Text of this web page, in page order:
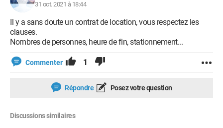
31 oct. 2021 à 18:44
Il y a sans doute un contrat de location, vous respectez les
clauses.
Nombres de personnes, heure de fin, stationnement...
Commenter 1
Répondre Posez votre question
Discussions similaires